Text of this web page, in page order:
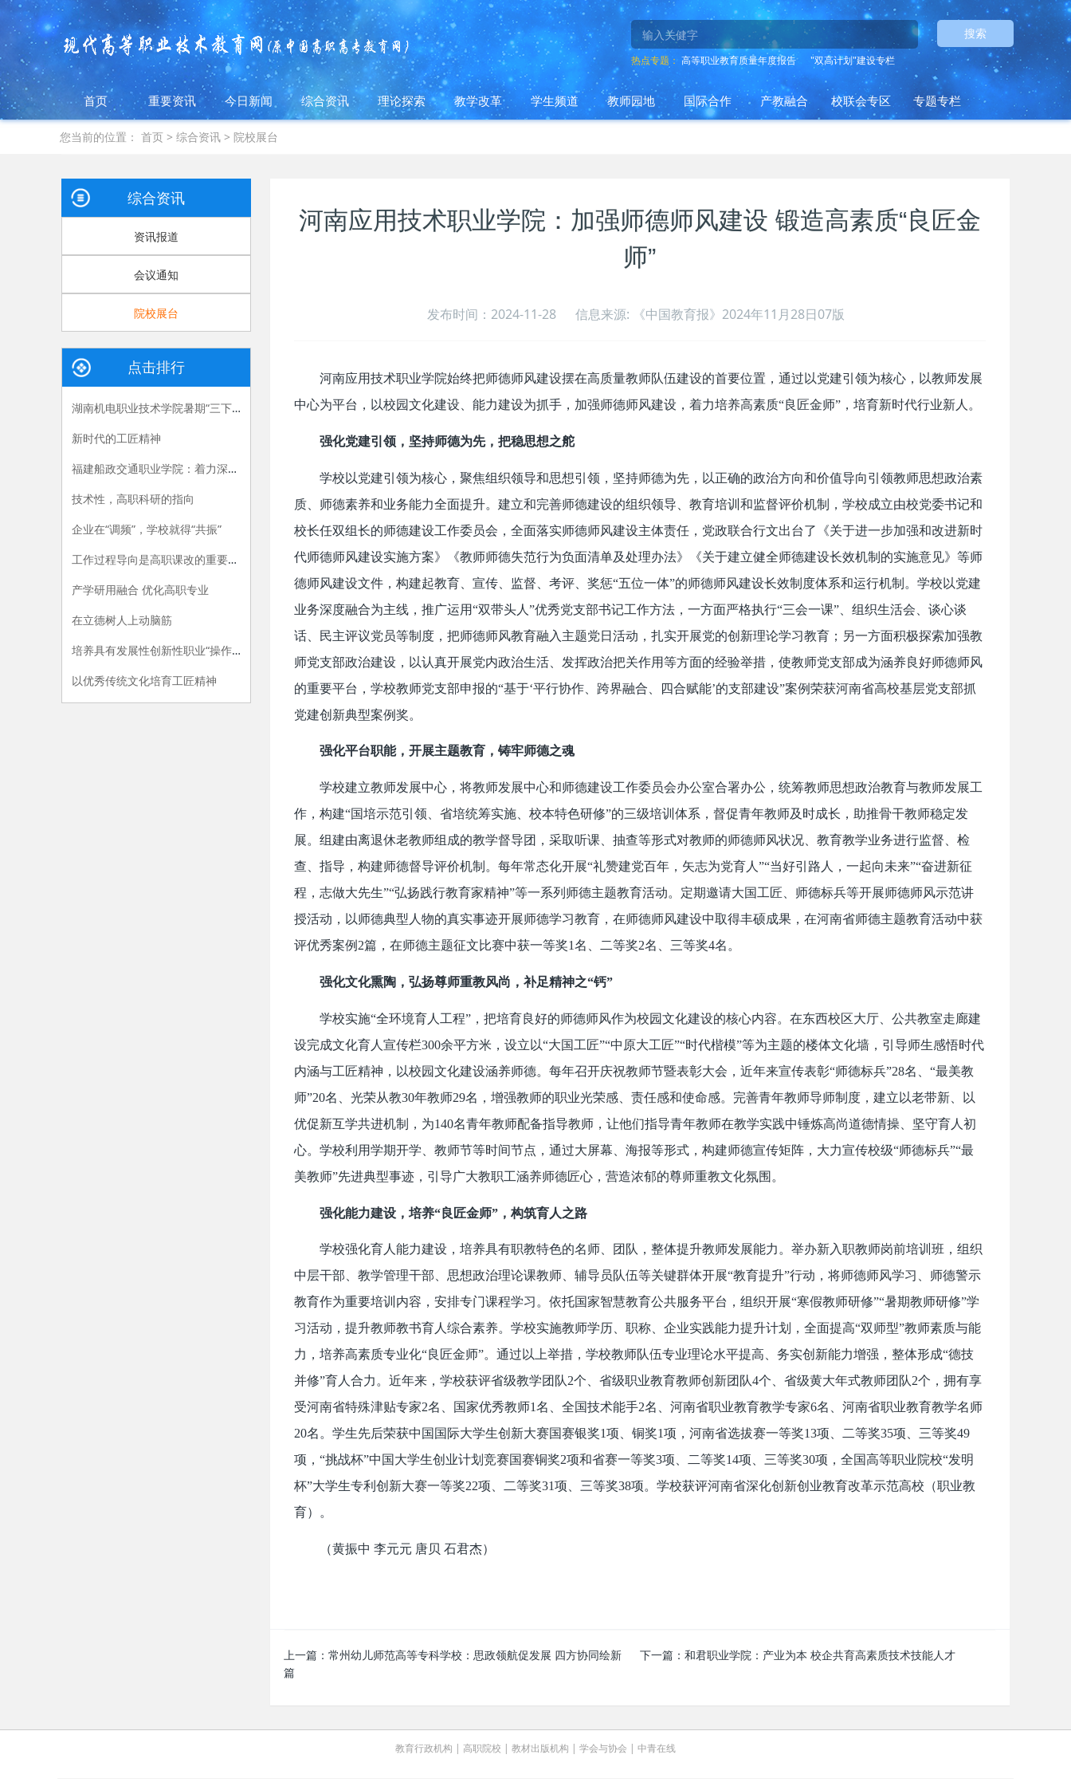
搜索
热点专题： 高等职业教育质量年度报告 "双高计划"建设专栏
首页 重要资讯 今日新闻 综合资讯 理论探索 教学改革 学生频道 教师园地 国际合作 产教融合 校联会专区 专题专栏
您当前的位置： 首页> 综合资讯> 院校展台
河南应用技术职业学院：加强师德师风建设 锻造高素质“良匠金
师”
发布时间：2024-11-28 信息来源: 《中国教育报》2024年11月28日07版
河南应用技术职业学院始终把师德师风建设摆在高质量教师队伍建设的首要位置，通过以党建引领为核心，以教师发展
中心为平台，以校园文化建设、能力建设为抓手，加强师德师风建设，着力培养高素质“良匠金师”，培育新时代行业新人。
强化党建引领，坚持师德为先，把稳思想之舵
学校以党建引领为核心，聚焦组织领导和思想引领，坚持师德为先，以正确的政治方向和价值导向引领教师思想政治素
质、师德素养和业务能力全面提升。建立和完善师德建设的组织领导、教育培训和监督评价机制，学校成立由校党委书记和
校长任双组长的师德建设工作委员会，全面落实师德师风建设主体责任，党政联合行文出台了《关于进一步加强和改进新时
代师德师风建设实施方案》《教师师德失范行为负面清单及处理办法》《关于建立健全师德建设长效机制的实施意见》等师
德师风建设文件，构建起教育、宣传、监督、考评、奖惩“五位一体”的师德师风建设长效制度体系和运行机制。学校以党建
业务深度融合为主线，推广运用“双带头人”优秀党支部书记工作方法，一方面严格执行“三会一课”、组织生活会、谈心谈
话、民主评议党员等制度，把师德师风教育融入主题党日活动，扎实开展党的创新理论学习教育；另一方面积极探索加强教
师党支部政治建设，以认真开展党内政治生活、发挥政治把关作用等方面的经验举措，使教师党支部成为涵养良好师德师风
的重要平台，学校教师党支部申报的“基于‘平行协作、跨界融合、四合赋能’的支部建设”案例荣获河南省高校基层党支部抓
党建创新典型案例奖。
强化平台职能，开展主题教育，铸牢师德之魂
学校建立教师发展中心，将教师发展中心和师德建设工作委员会办公室合署办公，统筹教师思想政治教育与教师发展工
作，构建“国培示范引领、省培统筹实施、校本特色研修”的三级培训体系，督促青年教师及时成长，助推骨干教师稳定发
展。组建由离退休老教师组成的教学督导团，采取听课、抽查等形式对教师的师德师风状况、教育教学业务进行监督、检
查、指导，构建师德督导评价机制。每年常态化开展“礼赞建党百年，矢志为党育人”“当好引路人，一起向未来”“奋进新征
程，志做大先生”“弘扬践行教育家精神”等一系列师德主题教育活动。定期邀请大国工匠、师德标兵等开展师德师风示范讲
授活动，以师德典型人物的真实事迹开展师德学习教育，在师德师风建设中取得丰硕成果，在河南省师德主题教育活动中获
评优秀案例2篇，在师德主题征文比赛中获一等奖1名、二等奖2名、三等奖4名。
强化文化熏陶，弘扬尊师重教风尚，补足精神之“钙”
学校实施“全环境育人工程”，把培育良好的师德师风作为校园文化建设的核心内容。在东西校区大厅、公共教室走廊建
设完成文化育人宣传栏300余平方米，设立以“大国工匠”“中原大工匠”“时代楷模”等为主题的楼体文化墙，引导师生感悟时代
内涵与工匠精神，以校园文化建设涵养师德。每年召开庆祝教师节暨表彰大会，近年来宣传表彰“师德标兵”28名、“最美教
师”20名、光荣从教30年教师29名，增强教师的职业光荣感、责任感和使命感。完善青年教师导师制度，建立以老带新、以
优促新互学共进机制，为140名青年教师配备指导教师，让他们指导青年教师在教学实践中锤炼高尚道德情操、坚守育人初
心。学校利用学期开学、教师节等时间节点，通过大屏幕、海报等形式，构建师德宣传矩阵，大力宣传校级“师德标兵”“最
美教师”先进典型事迹，引导广大教职工涵养师德匠心，营造浓郁的尊师重教文化氛围。
强化能力建设，培养“良匠金师”，构筑育人之路
学校强化育人能力建设，培养具有职教特色的名师、团队，整体提升教师发展能力。举办新入职教师岗前培训班，组织
中层干部、教学管理干部、思想政治理论课教师、辅导员队伍等关键群体开展“教育提升”行动，将师德师风学习、师德警示
教育作为重要培训内容，安排专门课程学习。依托国家智慧教育公共服务平台，组织开展“寒假教师研修”“暑期教师研修”学
习活动，提升教师教书育人综合素养。学校实施教师学历、职称、企业实践能力提升计划，全面提高“双师型”教师素质与能
力，培养高素质专业化“良匠金师”。通过以上举措，学校教师队伍专业理论水平提高、务实创新能力增强，整体形成“德技
并修”育人合力。近年来，学校获评省级教学团队2个、省级职业教育教师创新团队4个、省级黄大年式教师团队2个，拥有享
受河南省特殊津贴专家2名、国家优秀教师1名、全国技术能手2名、河南省职业教育教学专家6名、河南省职业教育教学名师
20名。学生先后荣获中国国际大学生创新大赛国赛银奖1项、铜奖1项，河南省选拔赛一等奖13项、二等奖35项、三等奖49
项，“挑战杯”中国大学生创业计划竞赛国赛铜奖2项和省赛一等奖3项、二等奖14项、三等奖30项，全国高等职业院校“发明
杯”大学生专利创新大赛一等奖22项、二等奖31项、三等奖38项。学校获评河南省深化创新创业教育改革示范高校（职业教
育）。
（黄振中 李元元 唐贝 石君杰）
上一篇： 常州幼儿师范高等专科学校：思政领航促发展 四方协同绘新
篇
下一篇： 和君职业学院：产业为本 校企共育高素质技术技能人才
综合资讯
资讯报道
会议通知
院校展台
点击排行
湖南机电职业技术学院暑期“三下乡”：长大后，我就成了你
新时代的工匠精神
福建船政交通职业学院：着力深化产教融合，“六招”助推职教供给侧改革
技术性，高职科研的指向
企业在“调频”，学校就得“共振”
工作过程导向是高职课改的重要指导原则
产学研用融合 优化高职专业
在立德树人上动脑筋
培养具有发展性创新性职业“操作手”
以优秀传统文化培育工匠精神
教育行政机构 | 高职院校 | 教材出版机构 | 学会与协会 | 中青在线